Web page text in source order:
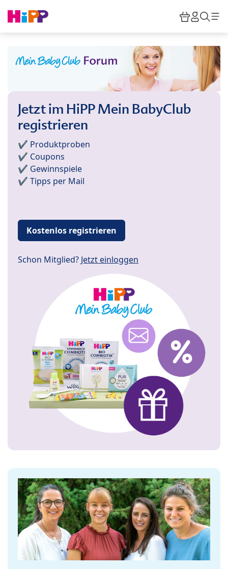
HiPP
Jetzt im HiPP Mein BabyClub
registrieren
✔️ Produktproben
✔️ Coupons
✔️ Gewinnspiele
✔️ Tipps per Mail
Kostenlos registrieren
Schon Mitglied? Jetzt einloggen